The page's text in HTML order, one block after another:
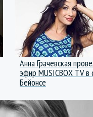
Анна Грачевская
эфир MUSICBOX TV в
Бейонсе